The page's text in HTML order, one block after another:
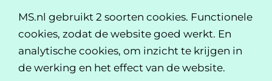
MS.nl gebruikt 2 soorten cookies. Functionele
cookies, zodat de website goed werkt. En
analytische cookies, om inzicht te krijgen in
de werking en het effect van de website.